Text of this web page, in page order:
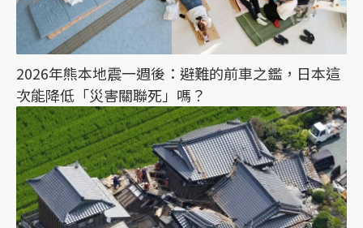
2026年熊本地震一週後：避難的前車之鑑，日本這
次能降低「災害關聯死」嗎？